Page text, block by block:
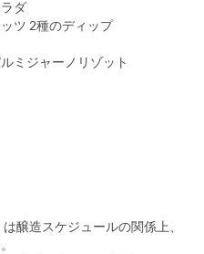
ダ
ツ 2種のディップ
ミジャーノリゾット
醸造スケジュールの関係上、